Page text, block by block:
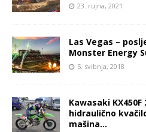
23. rujna, 2021
Las Vegas –
Monster Energy
5. svibnja, 2018
Kawasaki
hidraulično
mašina…